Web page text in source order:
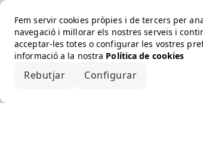
Fem servir cookies pròpies i de tercers per
navegació i millorar els nostres serveis i
acceptar-les totes o configurar les vostres
informació a la nostra Política de cookies
Rebutjar Configurar